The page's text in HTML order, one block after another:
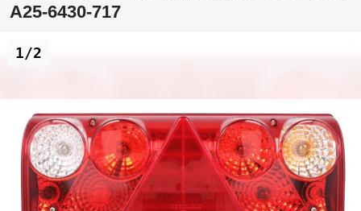
A25-6430-717
1/2